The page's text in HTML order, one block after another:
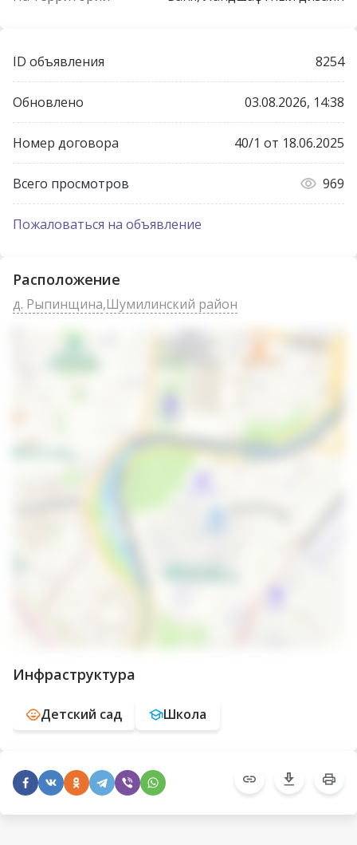
Лицензия: 02240/509 МЮ РБ, 06.06.2025
16.06.2025
Расположение
д. Рыпинщина,Шумилинский район
Инфраструктура
Детский сад Школа
ID объявления 8254
Обновлено 03.08.2026, 14:38
Номер договора 40/1 от 18.06.2025
Всего просмотров 969
Пожаловаться на объявление